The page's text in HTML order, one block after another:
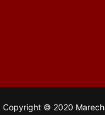
Copyright © 2020